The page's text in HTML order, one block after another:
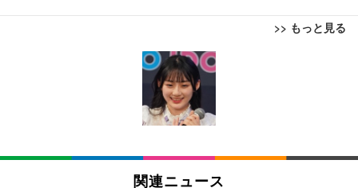
>> もっと見る
[EdoErgo] オフィスチェア 椅子 テレワーク 疲れな
い 跳ね上げ式アームレスト コンパクト 約105度ロッ
キング pc 事務椅子 360度回転 座面昇降 強化ナイロ
ン樹脂ベース 通気性メッシュ 在宅ワーク H-WY01
(黒網+黒枠+黒足)
SIHOO B100 オフィスチェア／デスクチェア メッシ
ュチェア 人間工学 疲れない ブラック
EIZO ビジネス向けプレミアムモニター | FlexScan
EV3240X-WT | 31.5型4K UHD・USB Type-C・ホワ
￥105,595
EIZO ビジネス向けプレミアムモニター | FlexScan
Amazonベーシック ペットシーツ 薄型 レギュラー 1
回使い捨て 無香料 ホワイト 300枚
Amazonベーシック ペットシーツ 厚型 ワイド 42枚
x2袋(84枚) ホワイト(吸収面:ライトブルー)
関連ニュース